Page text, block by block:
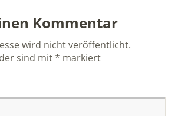
Kommentar
wird nicht veröffentlicht.
sind mit* markiert